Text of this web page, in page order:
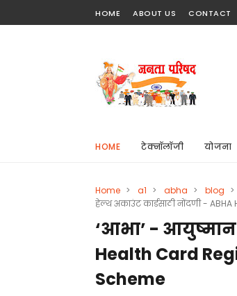
HOME ABOUT US CONTACT
HOME टेक्नॉलॉजी योजना
Home > a1 > abha > blog >
हेल्थ अकाउंट कार्डसाठी नोंदणी -
‘आभा’ - आयुष्मान
Health Card
Scheme